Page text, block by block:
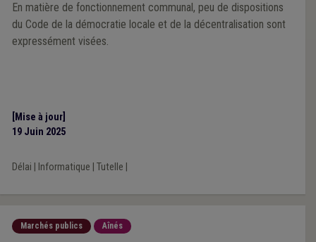
En matière de fonctionnement communal, peu de dispositions
du Code de la démocratie locale et de la décentralisation sont
expressément visées.
[Mise à jour]
19 Juin 2025
Délai Informatique Tutelle
Marchés publics Aînés